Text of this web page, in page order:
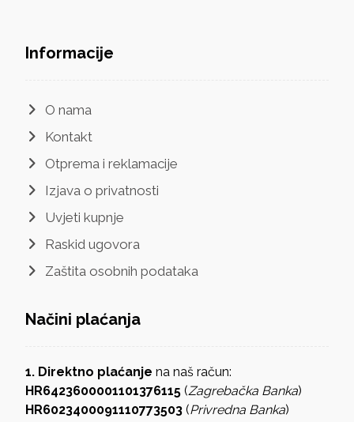
Informacije
O nama
Kontakt
Otprema i reklamacije
Izjava o privatnosti
Uvjeti kupnje
Raskid ugovora
Zaštita osobnih podataka
Načini plaćanja
1. Direktno plaćanje na naš račun:
HR6423600001101376115(Zagrebačka Banka)
HR6023400091110773503(Privredna Banka)